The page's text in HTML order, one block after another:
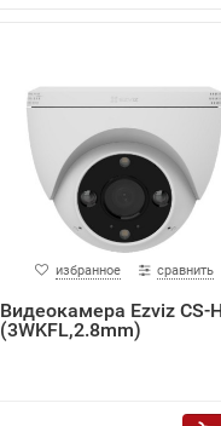
избранное сравнить
Видеокамера Ezviz CS-
(3WKFL,2.8mm)